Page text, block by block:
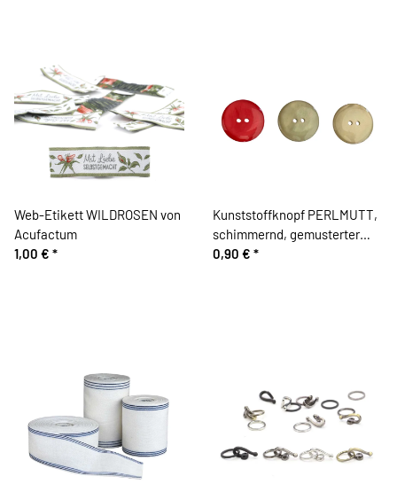
Web-Etikett WILDROSEN von
Acufactum
1,00 € *
Kunststoffknopf PERLMUTT,
schimmernd, gemusterter
Union Knopf
0,90 € *